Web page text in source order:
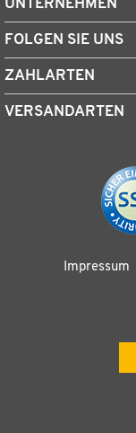
UNTERNEHMEN
FOLGEN SIE UNS
ZAHLARTEN
VERSANDARTEN
Impressum